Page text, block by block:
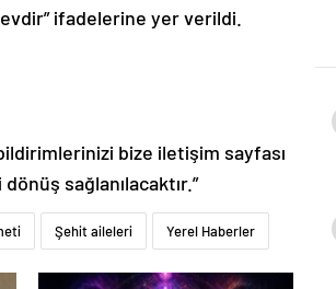
ifadelerine yer verildi.
bize iletişim sayfası
sağlanılacaktır.”
Şehit aileleri Yerel Haberler